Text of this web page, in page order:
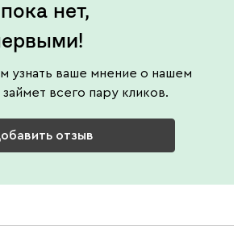
нет,
узнать ваше мнение о нашем
всего пару кликов.
отзыв